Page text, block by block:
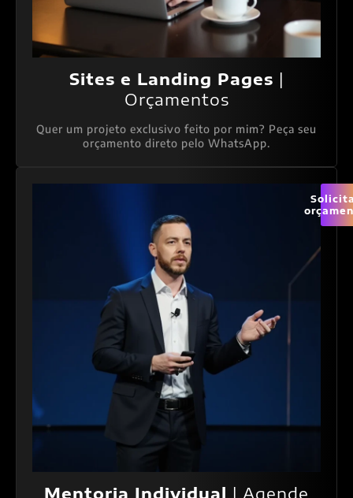
Sites e Landing Pages |
Orçamentos
Quer um projeto exclusivo feito por mim? Peça seu
orçamento direto pelo WhatsApp.
Mentoria Individual | Agende